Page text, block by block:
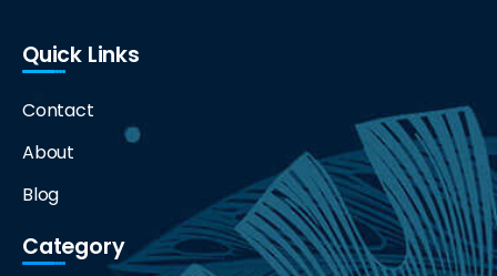
Quick Links
Contact
About
Blog
Category